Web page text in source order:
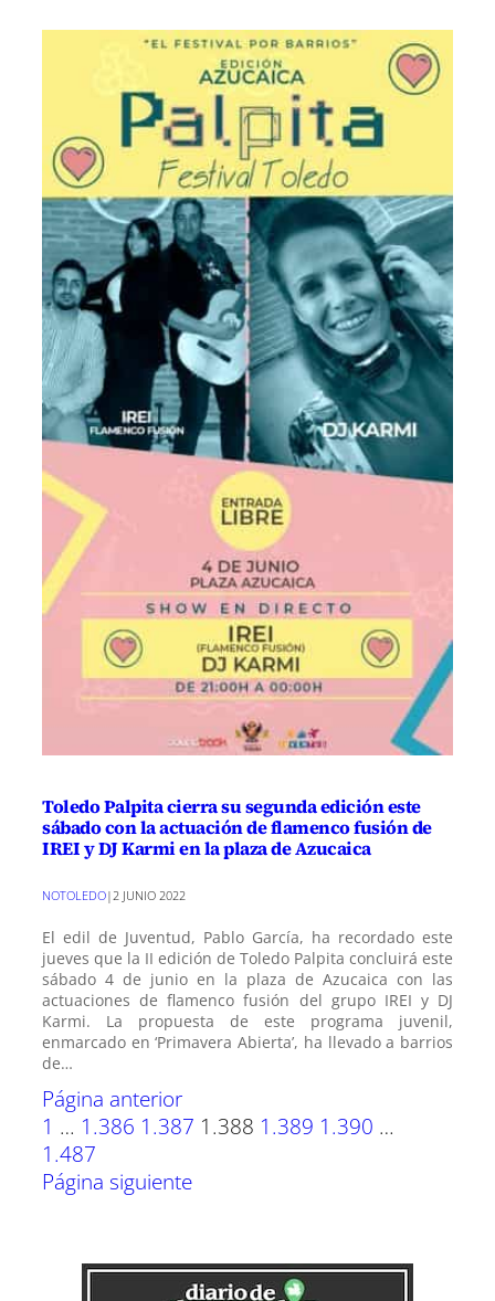
Toledo Palpita cierra su segunda edición este
sábado con la actuación de flamenco fusión de
IREI y DJ Karmi en la plaza de Azucaica
NOTOLEDO| 2 JUNIO 2022
El edil de Juventud, Pablo García, ha recordado este
jueves que la II edición de Toledo Palpita concluirá este
sábado 4 de junio en la plaza de Azucaica con las
actuaciones de flamenco fusión del grupo IREI y DJ
Karmi. La propuesta de este programa juvenil,
enmarcado en ‘Primavera Abierta’, ha llevado a barrios
de…
Página anterior
1 … 1.386 1.387 1.388 1.389 1.390 …
1.487
Página siguiente